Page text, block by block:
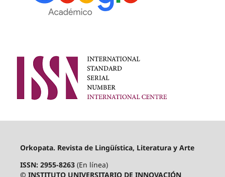
Orkopata. Revista de Lingüística, Literatura y Arte
ISSN: 2955-8263 (En línea)
© INSTITUTO UNIVERSITARIO DE INNOVACIÓN